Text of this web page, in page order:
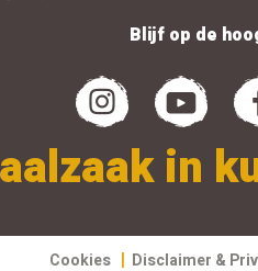
Blijf op de
in
Cookies | Disclaimer &